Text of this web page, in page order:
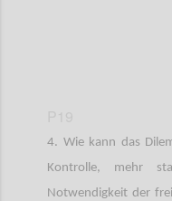
4. Wie kann das
Kontrolle, mehr
Notwendigkeit der